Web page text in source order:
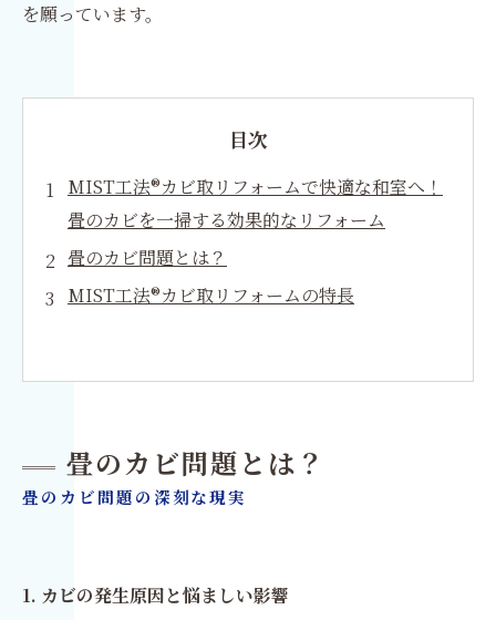
を願っています。
目次
MIST工法®カビ取リフォームで快適な和室へ！
畳のカビを一掃する効果的なリフォーム
畳のカビ問題とは？
MIST工法®カビ取リフォームの特長
畳のカビ問題とは？
畳のカビ問題の深刻な現実
1. カビの発生原因と悩ましい影響